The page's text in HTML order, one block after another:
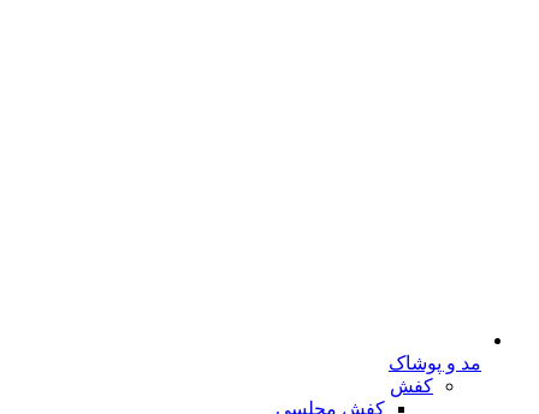
مد و پوشاک
کفش
کفش مجلسی